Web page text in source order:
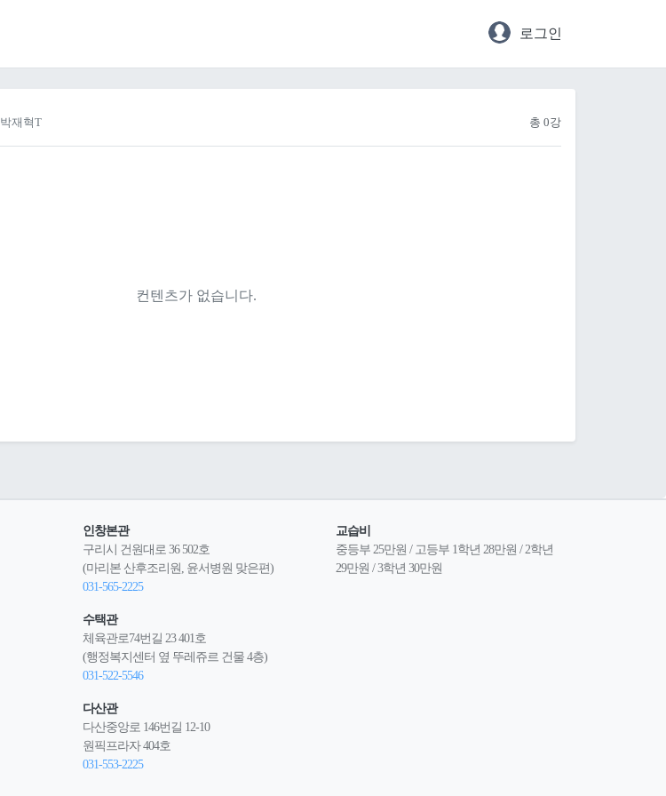
로그인
박재혁T 총 0강
컨텐츠가 없습니다.
인창본관
구리시 건원대로 36 502호
(마리본 산후조리원, 윤서병원 맞은편)
031-565-2225
수택관
체육관로74번길 23 401호
(행정복지센터 옆 뚜레쥬르 건물 4층)
031-522-5546
다산관
다산중앙로 146번길 12-10
원픽프라자 404호
031-553-2225
교습비
중등부 25만원 / 고등부 1학년 28만원 / 2학년
29만원 / 3학년 30만원